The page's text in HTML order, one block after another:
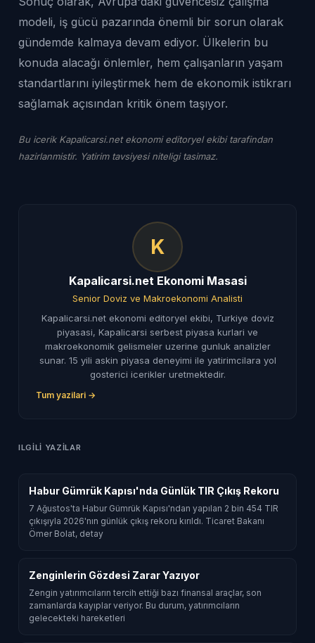
modeli, iş gücü pazarında önemli bir sorun olarak
gündemde kalmaya devam ediyor. Ülkelerin bu
konuda alacağı önlemler, hem çalışanların yaşam
standartlarını iyileştirmek hem de ekonomik istikrarı
sağlamak açısından kritik önem taşıyor.
Bu icerik Kapalicarsi.net ekonomi editoryel ekibi tarafindan
hazirlanmistir. Yatirim tavsiyesi niteligi tasimaz.
K
Kapalicarsi.net Ekonomi Masasi
Senior Doviz ve Makroekonomi Analisti
Kapalicarsi.net ekonomi editoryel ekibi, Turkiye doviz
piyasasi, Kapalicarsi serbest piyasa kurlari ve
makroekonomik gelismeler uzerine gunluk analizler
sunar. 15 yili askin piyasa deneyimi ile yatirimcilara yol
gosterici icerikler uretmektedir.
Tum yazilari →
ILGILI YAZILAR
Habur Gümrük Kapısı'nda Günlük TIR Çıkış Rekoru
7 Ağustos'ta Habur Gümrük Kapısı'ndan yapılan 2 bin 454 TIR
çıkışıyla 2026'nın günlük çıkış rekoru kırıldı. Ticaret Bakanı
Ömer Bolat, detay
Zenginlerin Gözdesi Zarar Yazıyor
Zengin yatırımcıların tercih ettiği bazı finansal araçlar, son
zamanlarda kayıplar veriyor. Bu durum, yatırımcıların
gelecekteki hareketleri